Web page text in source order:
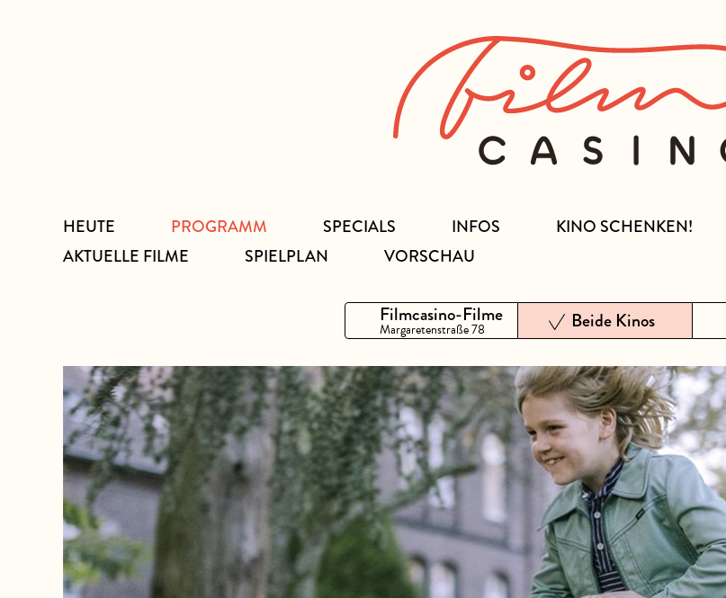
HEUTE
PROGRAMM
AKTUELLE FILME
SPIELPLAN VORSCHAU
SPECIALS INFOS KINO SCHENKEN!
Filmcasino-Filme
Margaretenstraße 78 Beide Kinos